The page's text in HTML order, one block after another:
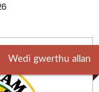
Wedi gwerthu allan